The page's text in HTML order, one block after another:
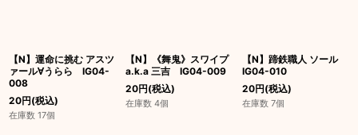
【N】運命に挑む アスツ
ァール∀うらら IG04-
008
20円(税込)
在庫数 17個
【N】《舞鬼》スワイプ
a.k.a 三吉 IG04-009
20円(税込)
在庫数 4個
【N】蹄鉄職人 ソール
IG04-010
20円(税込)
在庫数 7個